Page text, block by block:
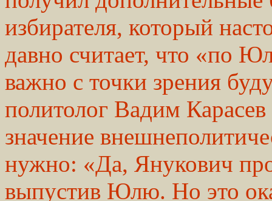
избирателя, который
давно считает, что «по
важно с точки зрения
политолог Вадим Карасев
значение
нужно: «Да, Янукович
выпустив Юлю. Но это